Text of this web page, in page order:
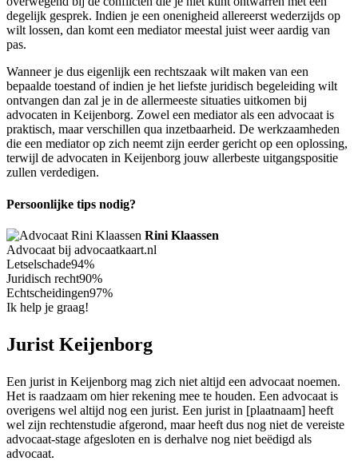
degelijk gesprek. Indien je een onenigheid allereerst wederzijds op
wilt lossen, dan komt een mediator meestal juist weer aardig van
pas.
Wanneer je dus eigenlijk een rechtszaak wilt maken van een
bepaalde toestand of indien je het liefste juridisch begeleiding wilt
ontvangen dan zal je in de allermeeste situaties uitkomen bij
advocaten in Keijenborg. Zowel een mediator als een advocaat is
praktisch, maar verschillen qua inzetbaarheid. De werkzaamheden
die een mediator op zich neemt zijn eerder gericht op een oplossing,
terwijl de advocaten in Keijenborg jouw allerbeste uitgangspositie
zullen verdedigen.
Persoonlijke tips nodig?
Rini Klaassen
Advocaat bij advocaatkaart.nl
Letselschade94%
Juridisch recht90%
Echtscheidingen97%
Ik help je graag!
Jurist Keijenborg
Een jurist in Keijenborg mag zich niet altijd een advocaat noemen.
Het is raadzaam om hier rekening mee te houden. Een advocaat is
overigens wel altijd nog een jurist. Een jurist in [plaatnaam] heeft
wel zijn rechtenstudie afgerond, maar heeft dus nog niet de vereiste
advocaat-stage afgesloten en is derhalve nog niet beëdigd als
advocaat.